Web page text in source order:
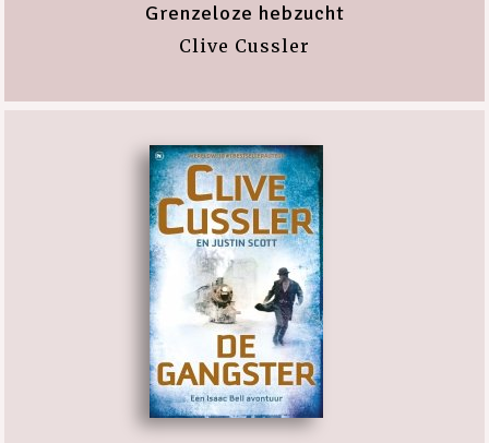
Grenzeloze hebzucht
Clive Cussler